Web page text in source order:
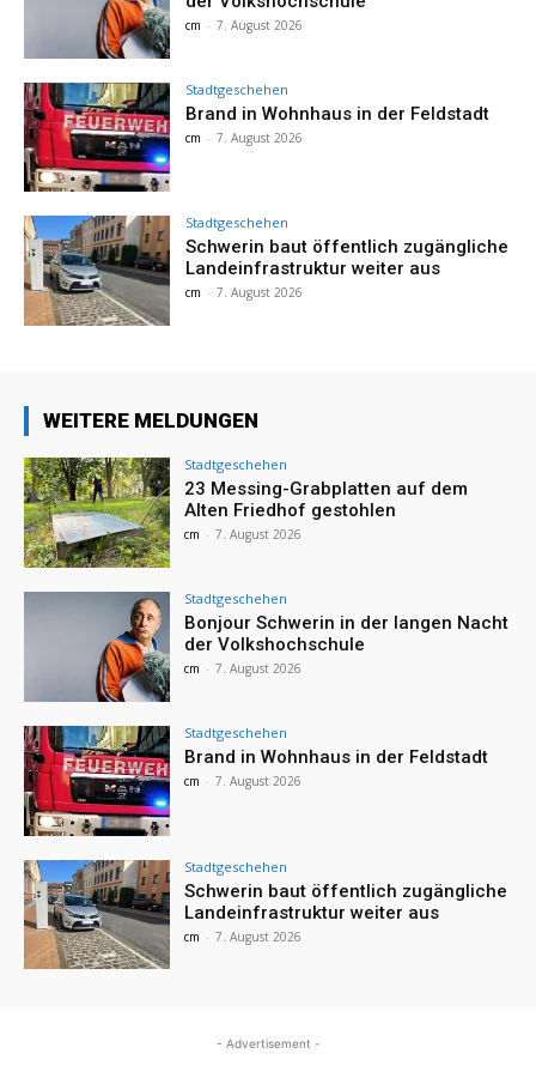
cm - 7. August 2026
Stadtgeschehen
Brand in Wohnhaus in der Feldstadt
cm - 7. August 2026
Stadtgeschehen
Schwerin baut öffentlich zugängliche
Landeinfrastruktur weiter aus
cm - 7. August 2026
WEITERE MELDUNGEN
Stadtgeschehen
23 Messing-Grabplatten auf dem
Alten Friedhof gestohlen
cm - 7. August 2026
Stadtgeschehen
Bonjour Schwerin in der langen Nacht
der Volkshochschule
cm - 7. August 2026
Stadtgeschehen
Brand in Wohnhaus in der Feldstadt
cm - 7. August 2026
Stadtgeschehen
Schwerin baut öffentlich zugängliche
Landeinfrastruktur weiter aus
cm - 7. August 2026
- Advertisement -